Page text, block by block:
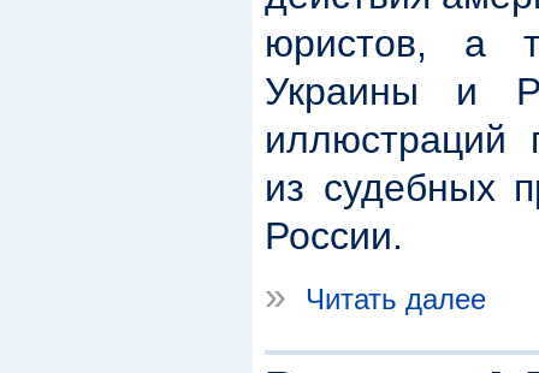
юристов, а
Украины и
иллюстраций
из судебных
России.
»
Читать далее